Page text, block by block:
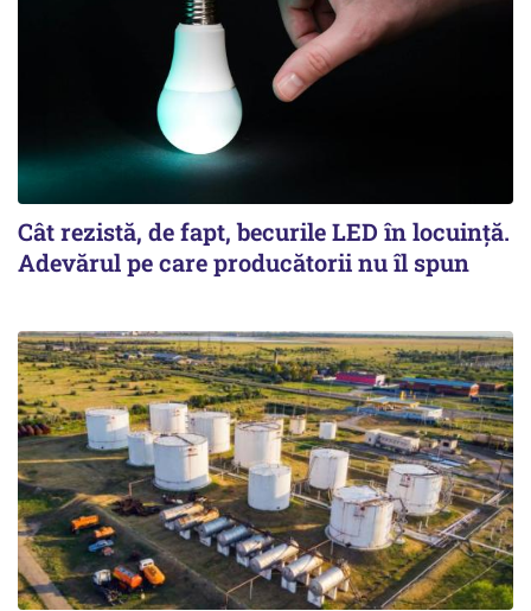
Cât rezistă, de fapt, becurile LED în locuință.
Adevărul pe care producătorii nu îl spun